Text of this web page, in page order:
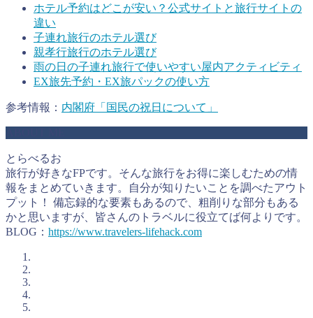
ホテル予約はどこが安い？公式サイトと旅行サイトの
違い
子連れ旅行のホテル選び
親孝行旅行のホテル選び
雨の日の子連れ旅行で使いやすい屋内アクティビティ
EX旅先予約・EX旅パックの使い方
参考情報： 内閣府「国民の祝日について」
とらべるお
旅行が好きなFPです。そんな旅行をお得に楽しむための情
報をまとめていきます。自分が知りたいことを調べたアウト
プット！ 備忘録的な要素もあるので、粗削りな部分もある
かと思いますが、皆さんのトラベルに役立てば何よりです。
BLOG： https://www.travelers-lifehack.com